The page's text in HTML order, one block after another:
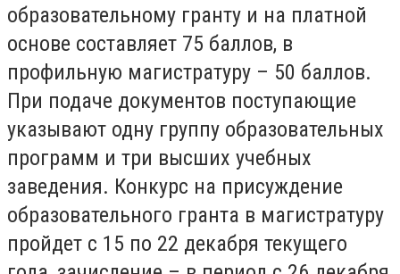
образовательному гранту и на платной
основе составляет 75 баллов, в
профильную магистратуру – 50 баллов.
При подаче документов поступающие
указывают одну группу образовательных
программ и три высших учебных
заведения. Конкурс на присуждение
образовательного гранта в магистратуру
пройдет с 15 по 22 декабря текущего